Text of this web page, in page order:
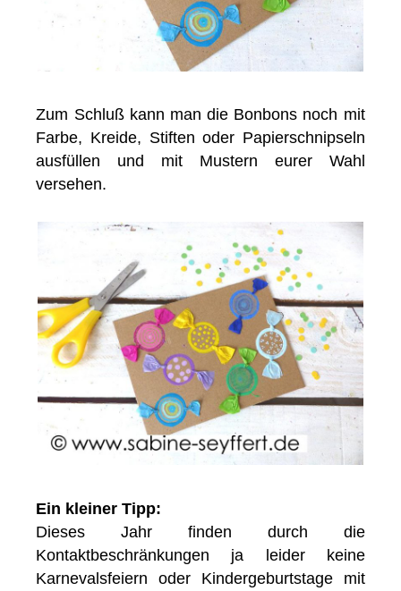
Zum Schluß kann man die Bonbons noch mit
Farbe, Kreide, Stiften oder Papierschnipseln
ausfüllen und mit Mustern eurer Wahl
versehen.
Ein kleiner Tipp:
Dieses Jahr finden durch die
Kontaktbeschränkungen ja leider keine
Karnevalsfeiern oder Kindergeburtstage mit